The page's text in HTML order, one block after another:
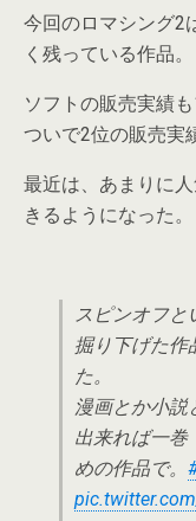
今回のロマシング2
く残っている作品。
ソフトの販売実績
ついで2位の販売実
最近は、あまりに
きるようになった。
スピンオフと
掘り下げた作
た。
漫画とか小説
出来れば一巻
めの作品で。